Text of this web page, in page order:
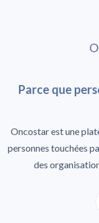
Parce que
Oncostar est une
personnes touchées
des